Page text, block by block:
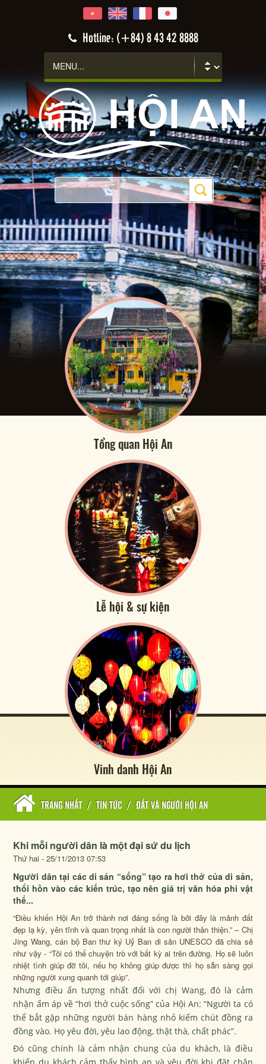
Hotline: (+84) 8 43 42 8888
Tổng quan Hội An
Lễ hội & sự kiện
Vinh danh Hội An
TRANG NHẤT / TIN TỨC / ĐẤT VÀ NGƯỜI HỘI AN
Khi mỗi người dân là một đại sứ du lịch
Thứ hai - 25/11/2013 07:53
Người dân tại các di sản “sống” tạo ra hơi thở của di sản,
thổi hồn vào các kiến trúc, tạo nên giá trị văn hóa phi vật
thể...
“Điều khiến Hội An trở thành nơi đáng sống là bởi đây là mảnh đất
đẹp lạ kỳ, yên tĩnh và quan trọng nhất là con người thân thiện.” – Chị
Jing Wang, cán bộ Ban thư ký Uỷ Ban di sản UNESCO đã chia sẻ
như vậy - “Tôi có thể chuyện trò với bất kỳ ai trên đường. Họ sẽ luôn
nhiệt tình giúp đỡ tôi, nếu họ không giúp được thì họ sẵn sàng gọi
những người xung quanh tới giúp”.
Nhưng điều ấn tượng nhất đối với chị Wang, đó là cảm
nhận ấm áp về “hơi thở cuộc sống” của Hội An: “Người ta có
thể bắt gặp những người bán hàng nhỏ kiếm chút đồng ra
đồng vào. Họ yêu đời, yêu lao động, thật thà, chất phác”.
Đó cũng chính là cảm nhận chung của du khách, là điều